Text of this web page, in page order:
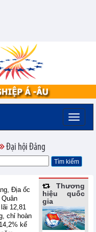
Đại hội Đảng
Địa ốc
Quân
12,81
chỉ hoàn
kế
Thương
hiệu quốc
gia